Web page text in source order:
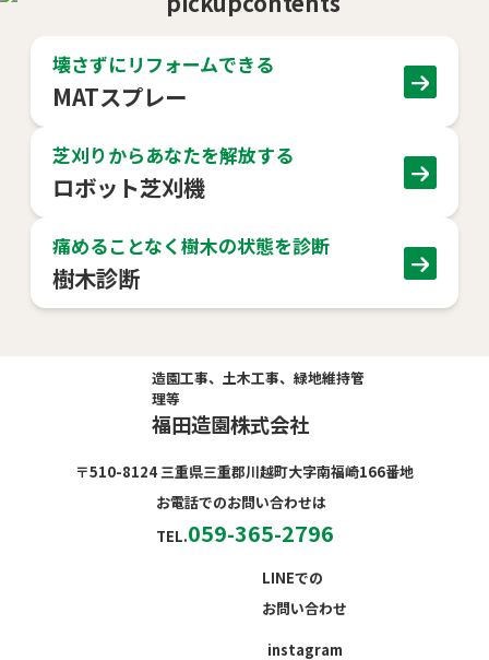
壊さずにリフォームできる
MATスプレー
芝刈りからあなたを解放する
ロボット芝刈機
痛めることなく樹木の状態を診断
樹木診断
造園工事、土木工事、緑地維持管
理等
福田造園株式会社
〒510-8124 三重県三重郡川越町大字南福崎166番地
お電話でのお問い合わせは
TEL.059-365-2796
LINEでの
お問い合わせ
instagram